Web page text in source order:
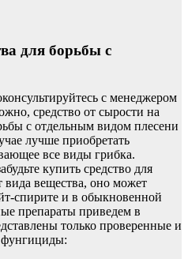
для борьбы с
с менеджером
средство от сырости на
с отдельным видом плесени
лучше приобретать
все виды грибка.
купить средство для
вида вещества, оно может
спирите и в обыкновенной
препараты приведем в
только проверенные и
фунгициды: